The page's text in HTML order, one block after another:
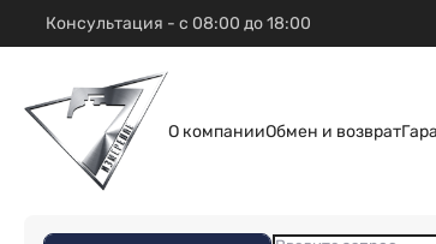
Консультация - с 08:00 до 18:00
О компанииОбмен и возврат